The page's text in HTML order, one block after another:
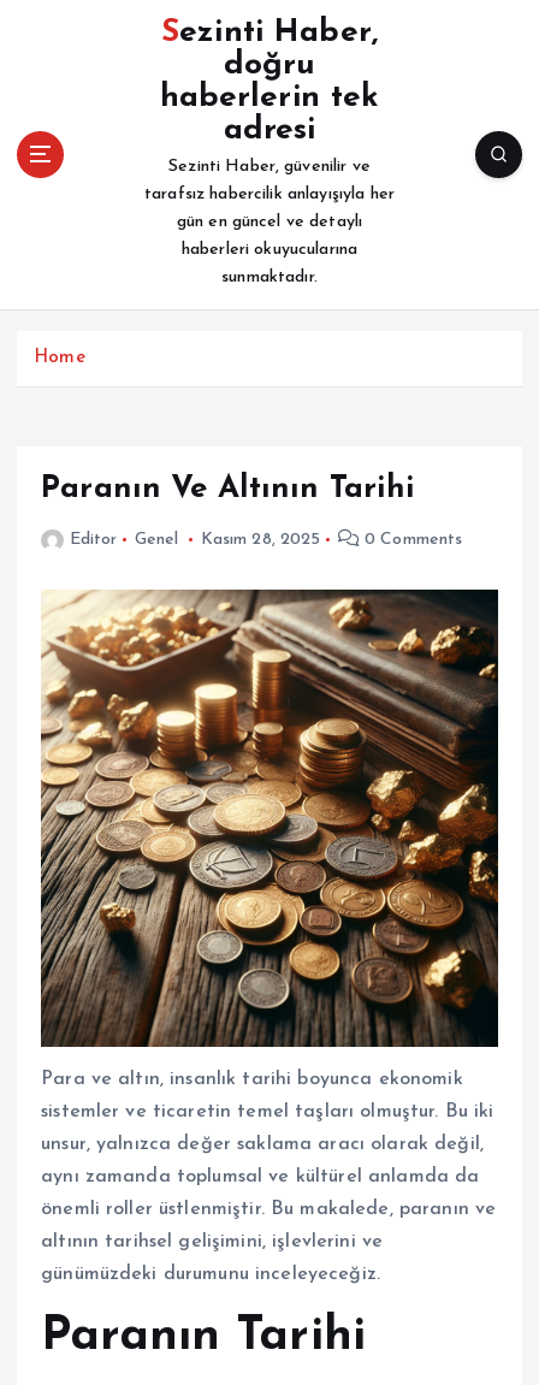
Sezinti Haber,
doğru
haberlerin tek
adresi
Sezinti Haber, güvenilir ve
tarafsız habercilik anlayışıyla her
gün en güncel ve detaylı
haberleri okuyucularına
sunmaktadır.
Home
Paranın Ve Altının Tarihi
Editor Genel Kasım 28, 2025 0 Comments
Para ve altın, insanlık tarihi boyunca ekonomik
sistemler ve ticaretin temel taşları olmuştur. Bu iki
unsur, yalnızca değer saklama aracı olarak değil,
aynı zamanda toplumsal ve kültürel anlamda da
önemli roller üstlenmiştir. Bu makalede, paranın ve
altının tarihsel gelişimini, işlevlerini ve
günümüzdeki durumunu inceleyeceğiz.
Paranın Tarihi